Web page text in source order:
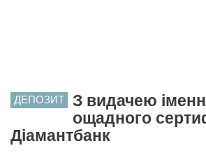
ДЕПОЗИТ
З видачею
ощадного
Діамантбанк